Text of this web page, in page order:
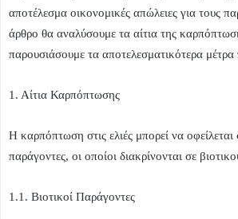
αποτέλεσμα οικονομικές απώλειες για τους
άρθρο θα αναλύσουμε τα αίτια της
παρουσιάσουμε τα αποτελεσματικότερα
1. Αίτια Καρπόπτωσης
Η καρπόπτωση στις ελιές μπορεί να οφείλεται
παράγοντες, οι οποίοι διακρίνονται σε
1.1. Βιοτικοί Παράγοντες